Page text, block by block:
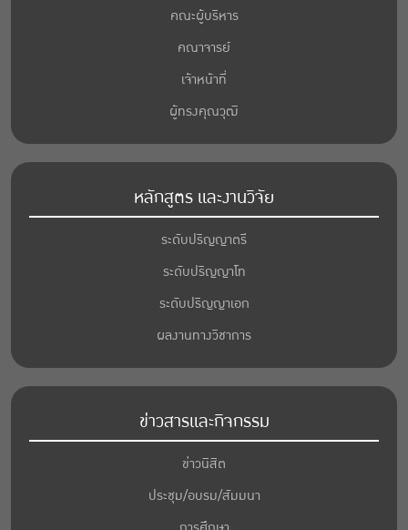
คณะผู้บริหาร
คณาจารย์
เจ้าหน้าที่
ผู้ทรงคุณวุฒิ
หลักสูตร และงานวิจัย
ระดับปริญญาตรี
ระดับปริญญาโท
ระดับปริญญาเอก
ผลงานทางวิชาการ
ข่าวสารและกิจกรรม
ข่าวนิสิต
ประชุม/อบรม/สัมมนา